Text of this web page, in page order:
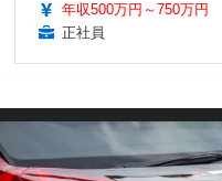
年収500万円～750万円
正社員